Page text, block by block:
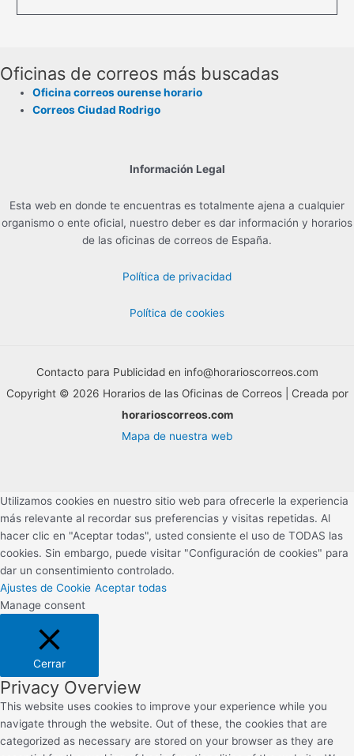
Oficinas de correos más buscadas
Oficina correos ourense horario
Correos Ciudad Rodrigo
Información Legal
Esta web en donde te encuentras es totalmente ajena a cualquier
organismo o ente oficial, nuestro deber es dar información y horarios
de las oficinas de correos de España.
Política de privacidad
Política de cookies
Contacto para Publicidad en info@horarioscorreos.com
Copyright © 2026 Horarios de las Oficinas de Correos | Creada por
horarioscorreos.com
Mapa de nuestra web
Utilizamos cookies en nuestro sitio web para ofrecerle la experiencia
más relevante al recordar sus preferencias y visitas repetidas. Al
hacer clic en "Aceptar todas", usted consiente el uso de TODAS las
cookies. Sin embargo, puede visitar "Configuración de cookies" para
dar un consentimiento controlado.
Ajustes de Cookie Aceptar todas
Manage consent
Cerrar
Privacy Overview
This website uses cookies to improve your experience while you
navigate through the website. Out of these, the cookies that are
categorized as necessary are stored on your browser as they are